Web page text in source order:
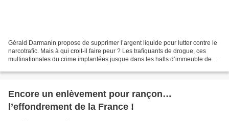
Gérald Darmanin propose de supprimer l’argent liquide pour lutter contre le
narcotrafic. Mais à qui croit-il faire peur ? Les trafiquants de drogue, ces
multinationales du crime implantées jusque dans les halls d’immeuble de
Encore un enlèvement pour rançon…
l’effondrement de la France !